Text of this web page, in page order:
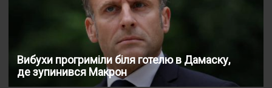
Вибухи прогриміли біля готелю в Дамаску,
де зупинився Макрон